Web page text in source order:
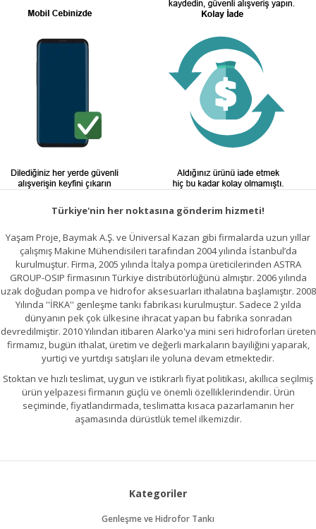
Türkiye'nin her noktasına gönderim hizmeti!
Yaşam Proje, Baymak A.Ş. ve Üniversal Kazan gibi firmalarda uzun yıllar
çalışmış Makine Mühendisileri tarafından 2004 yılında İstanbul’da
kurulmuştur. Firma, 2005 yılında İtalya pompa üreticilerinden ASTRA
GROUP-OSIP firmasının Türkiye distribütörlüğünü almıştır. 2006 yılında
uzak doğudan pompa ve hidrofor aksesuarları ithalatına başlamıştır. 2008
Yılında ''İRKA'' genleşme tankı fabrikası kurulmuştur. Sadece 2 yılda
dünyanın pek çok ülkesine ihracat yapan bu fabrika sonradan
devredilmiştir. 2010 Yılından itibaren Alarko'ya mini seri hidroforları üreten
firmamız, bugün ithalat, üretim ve değerli markaların bayiliğini yaparak,
yurtiçi ve yurtdışı satışları ile yoluna devam etmektedir.
Stoktan ve hızlı teslimat, uygun ve istikrarlı fiyat politikası, akıllıca seçilmiş
ürün yelpazesi firmanın güçlü ve önemli özelliklerindendir. Ürün
seçiminde, fiyatlandırmada, teslimatta kısaca pazarlamanın her
aşamasında dürüstlük temel ilkemizdir.
Kategoriler
Genleşme ve Hidrofor Tankı